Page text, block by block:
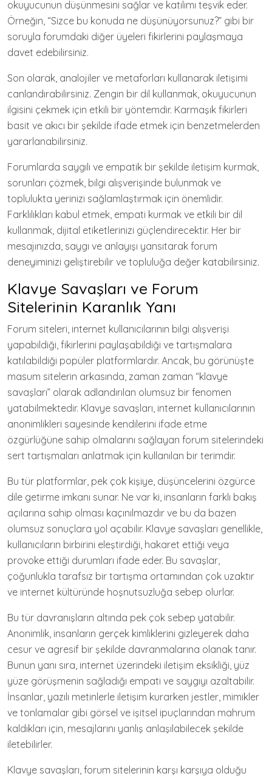
okuyucunun düşünmesini sağlar ve katılımı teşvik eder.
Örneğin, “Sizce bu konuda ne düşünüyorsunuz?” gibi bir
soruyla forumdaki diğer üyeleri fikirlerini paylaşmaya
davet edebilirsiniz.
Son olarak, analojiler ve metaforları kullanarak iletişimi
canlandırabilirsiniz. Zengin bir dil kullanmak, okuyucunun
ilgisini çekmek için etkili bir yöntemdir. Karmaşık fikirleri
basit ve akıcı bir şekilde ifade etmek için benzetmelerden
yararlanabilirsiniz.
Forumlarda saygılı ve empatik bir şekilde iletişim kurmak,
sorunları çözmek, bilgi alışverişinde bulunmak ve
toplulukta yerinizi sağlamlaştırmak için önemlidir.
Farklılıkları kabul etmek, empati kurmak ve etkili bir dil
kullanmak, dijital etiketlerinizi güçlendirecektir. Her bir
mesajınızda, saygı ve anlayışı yansıtarak forum
deneyiminizi geliştirebilir ve topluluğa değer katabilirsiniz.
Klavye Savaşları ve Forum
Sitelerinin Karanlık Yanı
Forum siteleri, internet kullanıcılarının bilgi alışverişi
yapabildiği, fikirlerini paylaşabildiği ve tartışmalara
katılabildiği popüler platformlardır. Ancak, bu görünüşte
masum sitelerin arkasında, zaman zaman “klavye
savaşları” olarak adlandırılan olumsuz bir fenomen
yatabilmektedir. Klavye savaşları, internet kullanıcılarının
anonimlikleri sayesinde kendilerini ifade etme
özgürlüğüne sahip olmalarını sağlayan forum sitelerindeki
sert tartışmaları anlatmak için kullanılan bir terimdir.
Bu tür platformlar, pek çok kişiye, düşüncelerini özgürce
dile getirme imkanı sunar. Ne var ki, insanların farklı bakış
açılarına sahip olması kaçınılmazdır ve bu da bazen
olumsuz sonuçlara yol açabilir. Klavye savaşları genellikle,
kullanıcıların birbirini eleştirdiği, hakaret ettiği veya
provoke ettiği durumları ifade eder. Bu savaşlar,
çoğunlukla tarafsız bir tartışma ortamından çok uzaktır
ve internet kültüründe hoşnutsuzluğa sebep olurlar.
Bu tür davranışların altında pek çok sebep yatabilir.
Anonimlik, insanların gerçek kimliklerini gizleyerek daha
cesur ve agresif bir şekilde davranmalarına olanak tanır.
Bunun yanı sıra, internet üzerindeki iletişim eksikliği, yüz
yüze görüşmenin sağladığı empati ve saygıyı azaltabilir.
İnsanlar, yazılı metinlerle iletişim kurarken jestler, mimikler
ve tonlamalar gibi görsel ve işitsel ipuçlarından mahrum
kaldıkları için, mesajlarını yanlış anlaşılabilecek şekilde
iletebilirler.
Klavye savaşları, forum sitelerinin karşı karşıya olduğu